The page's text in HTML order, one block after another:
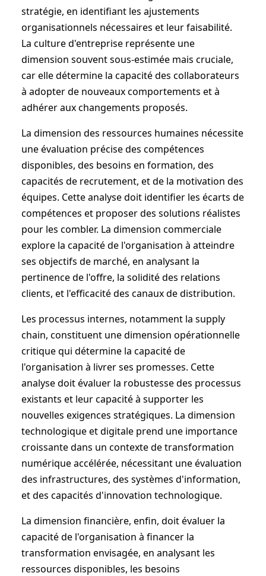
stratégie, en identifiant les ajustements
organisationnels nécessaires et leur faisabilité.
La culture d'entreprise représente une
dimension souvent sous-estimée mais cruciale,
car elle détermine la capacité des collaborateurs
à adopter de nouveaux comportements et à
adhérer aux changements proposés.
La dimension des ressources humaines nécessite
une évaluation précise des compétences
disponibles, des besoins en formation, des
capacités de recrutement, et de la motivation des
équipes. Cette analyse doit identifier les écarts de
compétences et proposer des solutions réalistes
pour les combler. La dimension commerciale
explore la capacité de l'organisation à atteindre
ses objectifs de marché, en analysant la
pertinence de l'offre, la solidité des relations
clients, et l'efficacité des canaux de distribution.
Les processus internes, notamment la supply
chain, constituent une dimension opérationnelle
critique qui détermine la capacité de
l'organisation à livrer ses promesses. Cette
analyse doit évaluer la robustesse des processus
existants et leur capacité à supporter les
nouvelles exigences stratégiques. La dimension
technologique et digitale prend une importance
croissante dans un contexte de transformation
numérique accélérée, nécessitant une évaluation
des infrastructures, des systèmes d'information,
et des capacités d'innovation technologique.
La dimension financière, enfin, doit évaluer la
capacité de l'organisation à financer la
transformation envisagée, en analysant les
ressources disponibles, les besoins